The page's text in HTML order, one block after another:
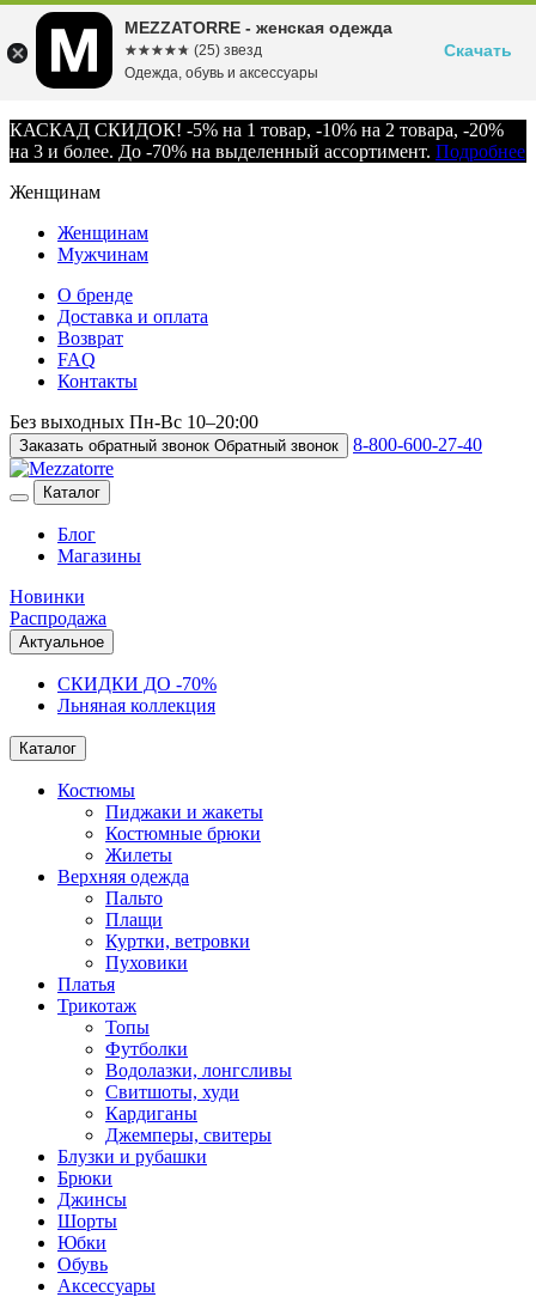
КАСКАД СКИДОК! -5% на 1 товар, -10% на 2 товара, -20%
на 3 и более. До -70% на выделенный ассортимент. Подробнее
Женщинам
Женщинам
Мужчинам
О бренде
Доставка и оплата
Возврат
FAQ
Контакты
Без выходных Пн-Вс 10–20:00
Заказать обратный звонок Обратный звонок 8-800-600-27-40
Каталог
Блог
Магазины
Новинки
Распродажа
Актуальное
СКИДКИ ДО -70%
Льняная коллекция
Каталог
Костюмы
Пиджаки и жакеты
Костюмные брюки
Жилеты
Верхняя одежда
Пальто
Плащи
Куртки, ветровки
Пуховики
Платья
Трикотаж
Топы
Футболки
Водолазки, лонгсливы
Свитшоты, худи
Кардиганы
Джемперы, свитеры
Блузки и рубашки
Брюки
Джинсы
Шорты
Юбки
Обувь
Аксессуары
MEZZATORRE - женская одежда
☆☆☆☆☆
★★★★★ (25) звезд
Одежда, обувь и аксессуары
Скачать